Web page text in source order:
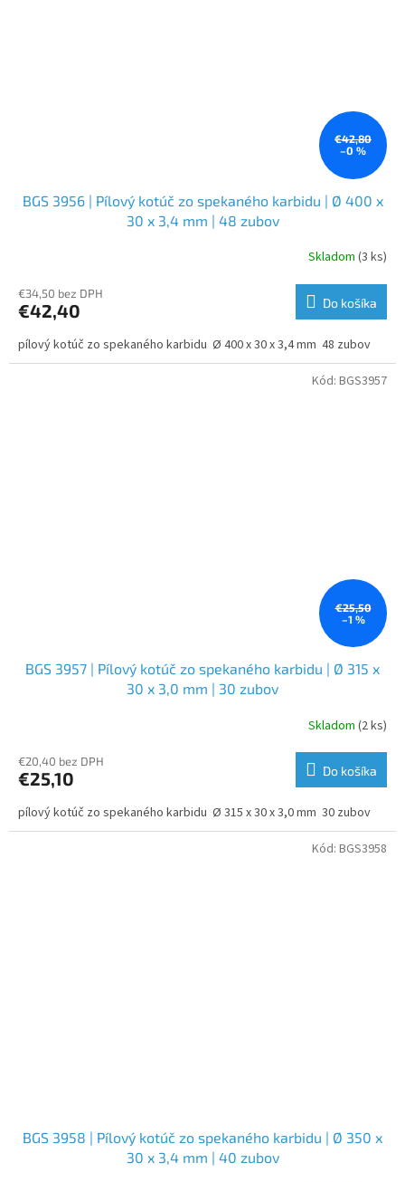
€42,80
–0 %
BGS 3956 | Pílový kotúč zo spekaného karbidu | Ø 400 x
30 x 3,4 mm | 48 zubov
Skladom (3 ks)
€34,50 bez DPH
€42,40 Do košíka
pílový kotúč zo spekaného karbidu Ø 400 x 30 x 3,4 mm 48 zubov
€25,50
–1 %
BGS 3957 | Pílový kotúč zo spekaného karbidu | Ø 315 x
30 x 3,0 mm | 30 zubov
Skladom (2 ks)
€20,40 bez DPH
€25,10 Do košíka
pílový kotúč zo spekaného karbidu Ø 315 x 30 x 3,0 mm 30 zubov
Kód: BGS3957
BGS 3958 | Pílový kotúč zo spekaného karbidu | Ø 350 x
30 x 3,4 mm | 40 zubov
Kód: BGS3958